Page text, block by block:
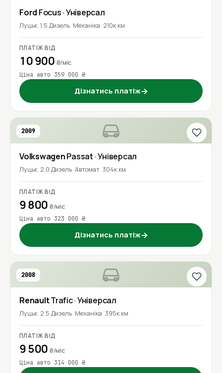
Ford Focus· Універсал
Луцьк 1.5 Дизель Механіка 210к км
ПЛАТІЖ ВІД
10 900 ₴/міс
Ціна авто 359 000 ₴
Дізнатись платіж→
2009
VolkswagenPassat · Універсал
Луцьк 2.0 Дизель Автомат 304к км
ПЛАТІЖ ВІД
9 800₴/міс
Ціна авто 323 000 ₴
Дізнатись платіж→
2008
RenaultTrafic· Універсал
Луцьк 2.5 Дизель Механіка 395к км
ПЛАТІЖ ВІД
9 500₴/міс
Ціна авто 314 000 ₴